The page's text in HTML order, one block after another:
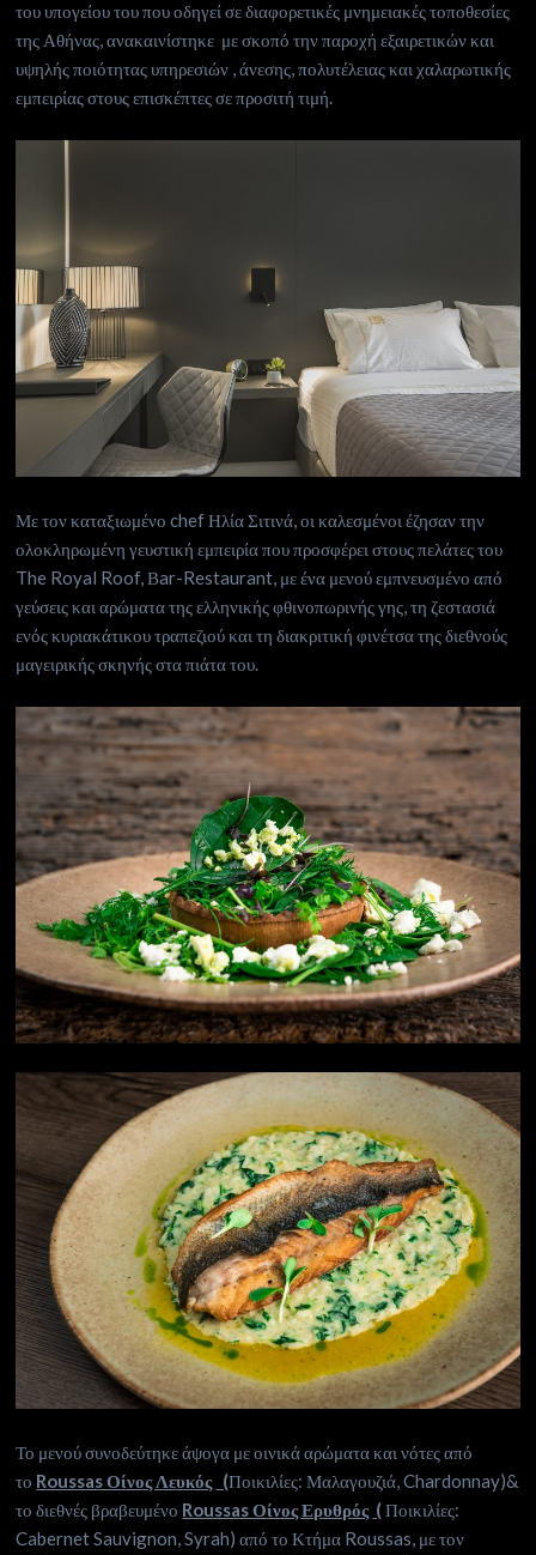
του υπογείου του που οδηγεί σε διαφορετικές μνημειακές τοποθεσίες
της Αθήνας, ανακαινίστηκε με σκοπό την παροχή εξαιρετικών και
υψηλής ποιότητας υπηρεσιών , άνεσης, πολυτέλειας και χαλαρωτικής
εμπειρίας στους επισκέπτες σε προσιτή τιμή.
Με τον καταξιωμένοchef Ηλία Σιτινά, οι καλεσμένοι έζησαν την
ολοκληρωμένη γευστική εμπειρία που προσφέρει στους πελάτες του
The Royal Roof, Βar-Restaurant, με ένα μενού εμπνευσμένο από
γεύσεις και αρώματα της ελληνικής φθινοπωρινής γης, τη ζεστασιά
ενός κυριακάτικου τραπεζιού και τη διακριτική φινέτσα της διεθνούς
μαγειρικής σκηνής στα πιάτα του.
Το μενού συνοδεύτηκε άψογα με οινικά αρώματα και νότες από
το Roussas Οίνος Λευκός (Ποικιλίες: Μαλαγουζιά, Chardonnay)&
το διεθνές βραβευμένο Roussas Οίνος Ερυθρός (Ποικιλίες:
Cabernet Sauvignon, Syrah) από το Κτήμα Roussas, με τον